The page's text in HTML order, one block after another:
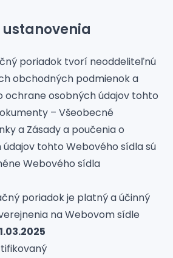
ustanovenia
poriadok tvorí neoddeliteľnú
obchodných podmienok a
ochrane osobných údajov tohto
– Všeobecné
a Zásady a poučenia o
tohto Webového sídla sú
Webového sídla
poriadok je platný a účinný
na Webovom sídle